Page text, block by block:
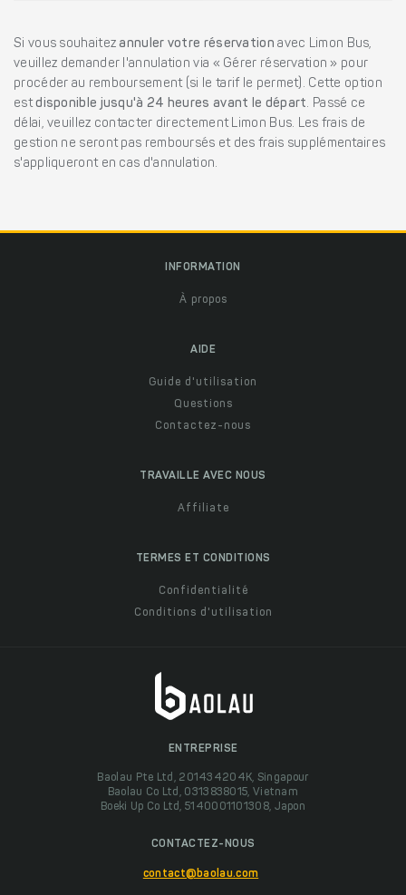
Si vous souhaitezannuler votre réservation avec Limon Bus,
veuillez demander l'annulation via « Gérer réservation » pour
procéder au remboursement (si le tarif le permet). Cette option
estdisponible jusqu'à 24 heures avant le départ. Passé ce
délai, veuillez contacter directement Limon Bus. Les frais de
gestion ne seront pas remboursés et des frais supplémentaires
s'appliqueront en cas d'annulation.
INFORMATION
À propos
AIDE
Guide d'utilisation
Questions
Contactez-nous
TRAVAILLE AVEC NOUS
Affiliate
TERMES ET CONDITIONS
Confidentialité
Conditions d'utilisation
ENTREPRISE
Baolau Pte Ltd, 201434204K, Singapour
Baolau Co Ltd, 0313838015, Vietnam
Boeki Up Co Ltd, 5140001101308, Japon
CONTACTEZ-NOUS
contact@baolau.com